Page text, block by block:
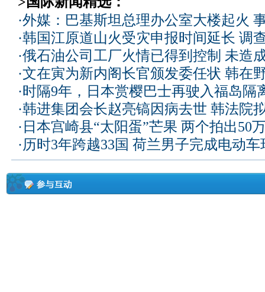
·外媒：巴基斯坦总理办公室大楼起火
·韩国江原道山火受灾申报时间延长 调
·俄石油公司工厂火情已得到控制 未造
·文在寅为新内阁长官颁发委任状 韩在
·时隔9年，日本赏樱巴士再驶入福岛隔
·韩进集团会长赵亮镐因病去世 韩法院
· 日本宫崎县“太阳蛋”芒果 两个拍出50
·历时3年跨越33国 荷兰男子完成电动车